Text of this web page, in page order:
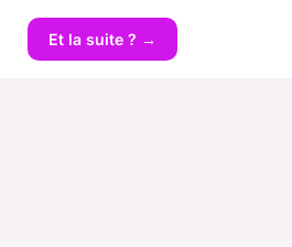
Et la suite ? →